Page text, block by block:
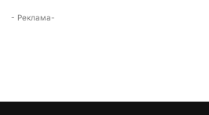
- Реклама-